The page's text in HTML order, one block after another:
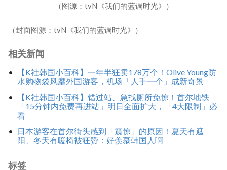
（图源：tvN《我们的蓝调时光》）
（封面图源：tvN《我们的蓝调时光》）
相关新闻
【K社韩国小百科】一年半狂卖178万个！Olive Young防
水购物袋风靡外国游客，机场「人手一个」成新奇景
【K社韩国小百科】错过站、急找厕所免惊！首尔地铁
「15分钟内免费再进站」明日全面扩大，「4大限制」必
看
日本游客在首尔街头感到「震惊」的原因！夏天有遮
阳、冬天有暖椅被狂赞：好羡慕韩国人啊
标签